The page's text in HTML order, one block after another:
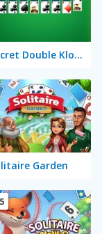
Secret Double Klondike
Garden
5